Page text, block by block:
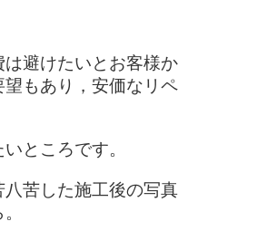
は避けたいとお客様か
望もあり，安価なリペ
ところです。
八苦した施工後の写真